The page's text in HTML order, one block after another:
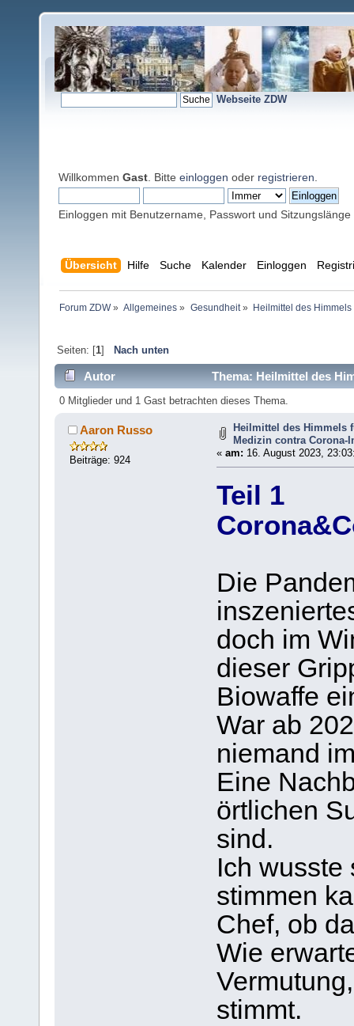
Webseite ZDW
Willkommen Gast . Bitte einloggen oder registrieren
Einloggen mit Benutzername, Passwort und Sitzungslänge
Übersicht Hilfe Suche Kalender Einloggen
Forum ZDW» Allgemeines » Gesundheit» Heilmittel des
Seiten: [1] Nach unten
Autor
Thema: Heilmittel des
13084 mal)
0 Mitglieder und 1 Gast betrachten dieses Thema.
Aaron Russo
Beiträge: 924
Heilmittel des Himmels
Medizin contra Corona-
« am: 16. August 2023,
Teil 1
Die
doch im
dieser
Biowaffe
War ab
niemand
Eine
örtlichen
sind.
Ich wusste
stimmen
Chef, ob
Wie
stimmt.